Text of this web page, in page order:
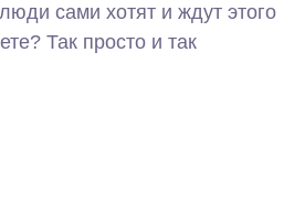
сами хотят и ждут этого
Так просто и так